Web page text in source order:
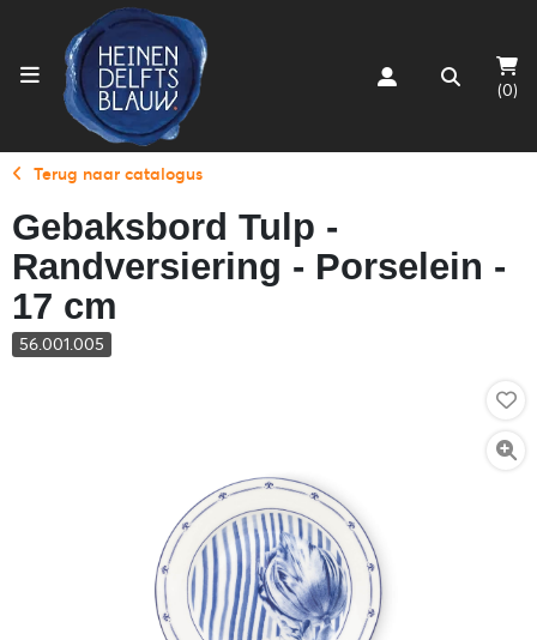
(0)
Terug naar catalogus
Gebaksbord Tulp -
Randversiering - Porselein -
17 cm
56.001.005